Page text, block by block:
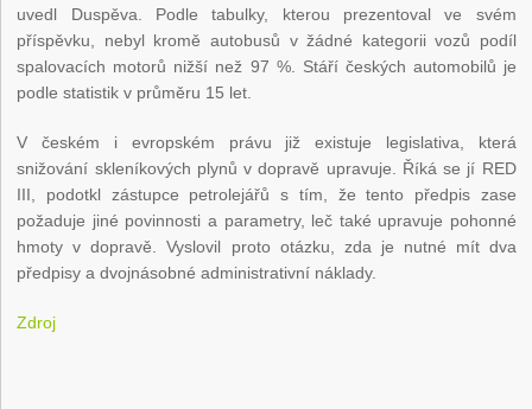
uvedl Duspěva. Podle tabulky, kterou prezentoval ve svém
příspěvku, nebyl kromě autobusů v žádné kategorii vozů podíl
spalovacích motorů nižší než 97 %. Stáří českých automobilů je
podle statistik v průměru 15 let.
V českém i evropském právu již existuje legislativa, která
snižování skleníkových plynů v dopravě upravuje. Říká se jí RED
III, podotkl zástupce petrolejářů s tím, že tento předpis zase
požaduje jiné povinnosti a parametry, leč také upravuje pohonné
hmoty v dopravě. Vyslovil proto otázku, zda je nutné mít dva
předpisy a dvojnásobné administrativní náklady.
Zdroj